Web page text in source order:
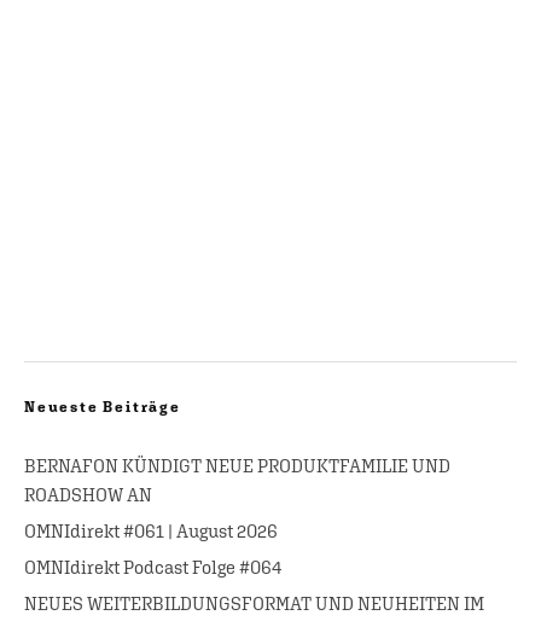
Neueste Beiträge
BERNAFON KÜNDIGT NEUE PRODUKTFAMILIE UND
ROADSHOW AN
OMNIdirekt #061 | August 2026
OMNIdirekt Podcast Folge #064
NEUES WEITERBILDUNGSFORMAT UND NEUHEITEN IM